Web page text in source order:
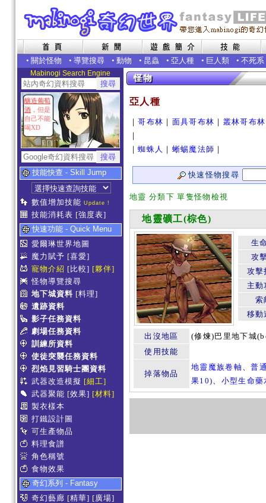
• 關於怪物 • 導覽搜尋 • 動物 • 昆蟲 • 亞人種 • 巨人類 • 不死系
Mabinogi Search Engine
釀造葡萄
酒 ，但是
自己不能
喝XD
技能快查 - Skill Jump
數值增加技能 Update !
技能消耗表 [強度表]
快速功能 - Quick Menu
愛爾琳世界地圖
魔力賦予 [喜愛]
寵物介紹 [比較] [夥伴]
怪物導覽搜尋
地下城資料 [料理]
遺跡資料
影子任務資料
劇場任務資料
訓練所資料
使徒突襲任務資料
烈焰見習騎士團資料
武器改造模擬 [細工]
武器聚能 [效果] [材料]
製衣樣本
打鐵設計圖
可生產物品
料理食譜
角色稱號
食物效果
奇幻系列 - Fantasy
奇幻藝廊 [精華] [廣場]
亞人種
｜哥布林 ｜ 面具哥布林 ｜ 叢林哥布林
｜
｜蜘蛛人 ｜ 蜥蜴魔法師 ｜
快速怪物搜尋
地靈 分類下 單隻怪物檢視
地靈礦工(棕色)
生
攻
攻擊
主動
索
移動
出沒地區 (修煉)巴里地下城(
使用技能
掉落物品
地靈魔族卷軸 、普
果10)、 小型生命